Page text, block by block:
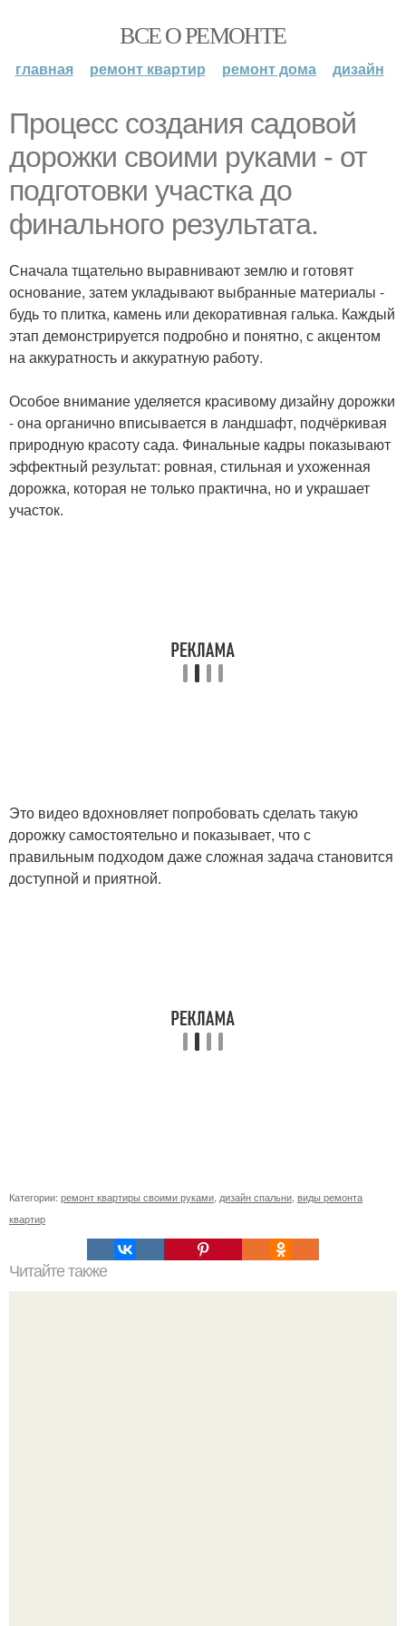
ВСЕ О РЕМОНТЕ
главная ремонт квартир ремонт дома дизайн
Процесс создания садовой
дорожки своими руками - от
подготовки участка до
финального результата.
Сначала тщательно выравнивают землю и готовят
основание, затем укладывают выбранные материалы -
будь то плитка, камень или декоративная галька. Каждый
этап демонстрируется подробно и понятно, с акцентом
на аккуратность и аккуратную работу.
Особое внимание уделяется красивому дизайну дорожки
- она органично вписывается в ландшафт, подчёркивая
природную красоту сада. Финальные кадры показывают
эффектный результат: ровная, стильная и ухоженная
дорожка, которая не только практична, но и украшает
участок.
Это видео вдохновляет попробовать сделать такую
дорожку самостоятельно и показывает, что с
правильным подходом даже сложная задача становится
доступной и приятной.
Категории: ремонт квартиры своими руками дизайн спальни виды ремонта
квартир
Читайте также